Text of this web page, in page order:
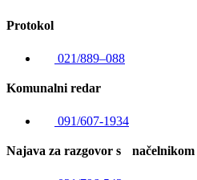
Protokol
021/889–088
Komunalni redar
091/607-1934
Najava za razgovor s načelnikom